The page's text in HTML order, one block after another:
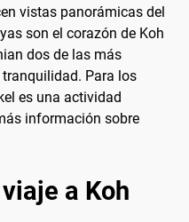
vistas panorámicas del
son el corazón de Koh
dos de las más
Para los
es una actividad
información sobre
a Koh